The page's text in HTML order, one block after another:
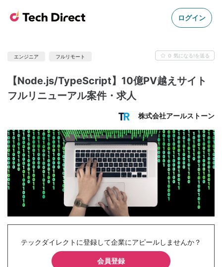
ログイン
エンジニア フルリモート 0 気になる!を送る
【Node.js/TypeScript】10億PV越えサイト
フルリニューアル案件・求人
株式会社アールストーン
テックダイレクトに登録して企業にアピールしませんか？
会員登録